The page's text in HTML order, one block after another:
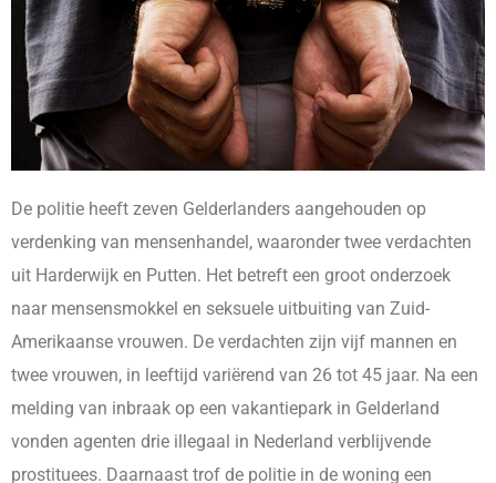
De politie heeft zeven Gelderlanders aangehouden op
verdenking van mensenhandel, waaronder twee verdachten
uit Harderwijk en Putten. Het betreft een groot onderzoek
naar mensensmokkel en seksuele uitbuiting van Zuid-
Amerikaanse vrouwen. De verdachten zijn vijf mannen en
twee vrouwen, in leeftijd variërend van 26 tot 45 jaar. Na een
melding van inbraak op een vakantiepark in Gelderland
vonden agenten drie illegaal in Nederland verblijvende
prostituees. Daarnaast trof de politie in de woning een